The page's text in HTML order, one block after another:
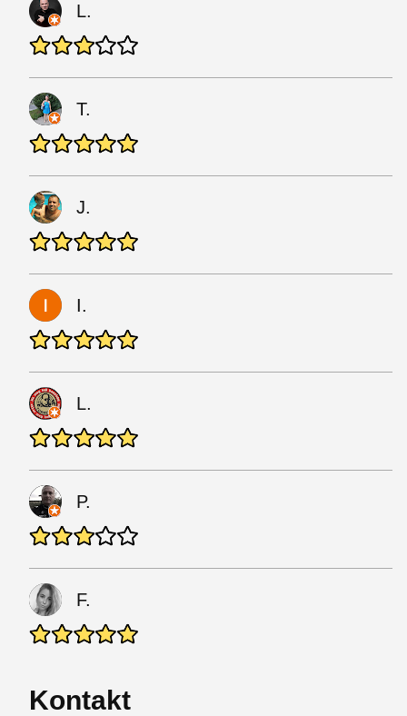
L.
T.
J.
I.
L.
P.
F.
Kontakt